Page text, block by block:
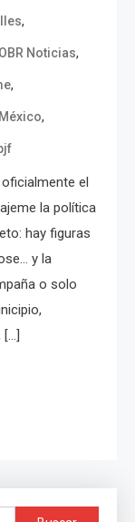
,
OBR Noticias,
,
,
el
la política
hay figuras
y la
o solo
[…]
Buscar: